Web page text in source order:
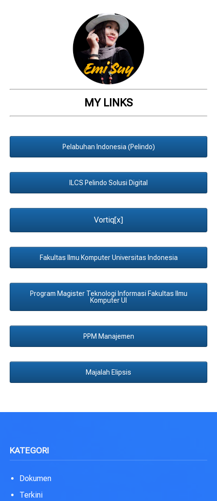
MY LINKS
Pelabuhan Indonesia (Pelindo)
ILCS Pelindo Solusi Digital
Vortiq[x]
Fakultas Ilmu Komputer Universitas Indonesia
Program Magister Teknologi Informasi Fakultas Ilmu
Komputer UI
PPM Manajemen
Majalah Elipsis
KATEGORI
Dokumen
Terkini